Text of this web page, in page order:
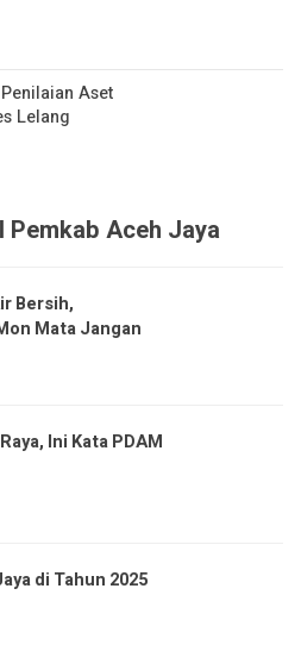
Aset
Lelang
Aceh Jaya
Bersih,
Mata Jangan
Ini Kata PDAM
di Tahun 2025